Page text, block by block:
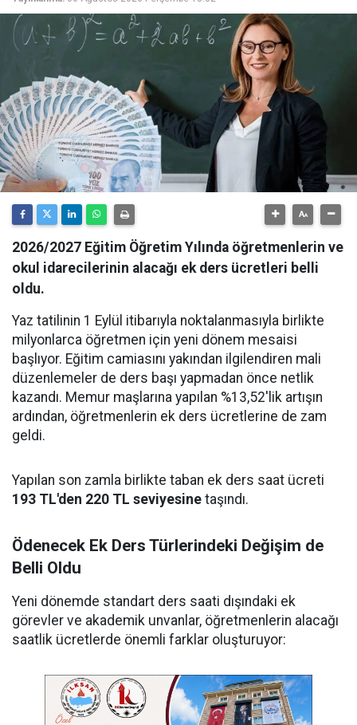
2026/2027 Eğitim Öğretim Yılında öğretmenlerin ve
okul idarecilerinin alacağı ek ders ücretleri belli
oldu.
Yaz tatilinin 1 Eylül itibarıyla noktalanmasıyla birlikte
milyonlarca öğretmen için yeni dönem mesaisi
başlıyor. Eğitim camiasını yakından ilgilendiren mali
düzenlemeler de ders başı yapmadan önce netlik
kazandı. Memur maşlarına yapılan %13,52'lik artışın
ardından, öğretmenlerin ek ders ücretlerine de zam
geldi.
Yapılan son zamla birlikte taban ek ders saat ücreti
193 TL'den 220 TL seviyesine taşındı.
Ödenecek Ek Ders Türlerindeki Değişim de
Belli Oldu
Yeni dönemde standart ders saati dışındaki ek
görevler ve akademik unvanlar, öğretmenlerin alacağı
saatlik ücretlerde önemli farklar oluşturuyor: